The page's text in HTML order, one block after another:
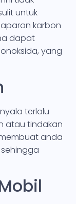
untuk
karbon
dapat
yang
terlalu
atau tindakan
anda